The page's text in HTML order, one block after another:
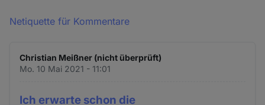
Netiquette für Kommentare
Christian Meißner (nicht überprüft)
Mo. 10 Mai 2021 - 11:01
Ich erwarte schon die